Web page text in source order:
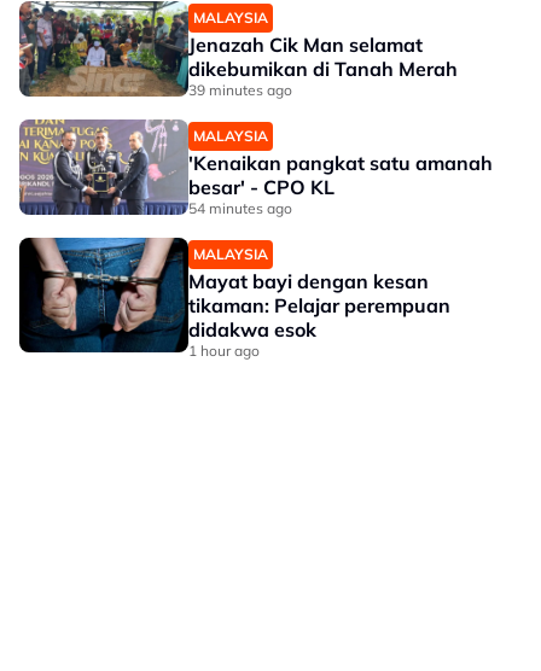
MALAYSIA
Jenazah Cik Man selamat
dikebumikan di Tanah Merah
39 minutes ago
MALAYSIA
'Kenaikan pangkat satu amanah
besar' - CPO KL
54 minutes ago
MALAYSIA
Mayat bayi dengan kesan
tikaman: Pelajar perempuan
didakwa esok
1 hour ago